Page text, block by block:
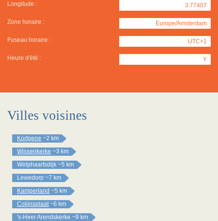
Longitude : 3.77407
Zone horaire : Europe/Amsterdam
Fuseau horaire : UTC+1
Heure d'été : Y
Villes voisines
Kortgene ~2 km
Wissenkerke ~3 km
Wolphaartsdijk ~5 km
Lewedorp ~7 km
Kamperland ~5 km
Colijnsplaat ~6 km
's-Heer Arendskerke ~9 km